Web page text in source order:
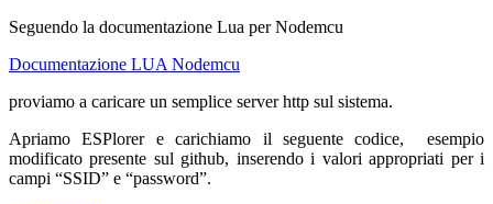
Seguendo la documentazione Lua per Nodemcu
Documentazione LUA Nodemcu
proviamo a caricare un semplice server http sul sistema.
Apriamo ESPlorer e carichiamo il seguente codice, esempio
modificato presente sul github, inserendo i valori appropriati per i
campi “SSID” e “password”.